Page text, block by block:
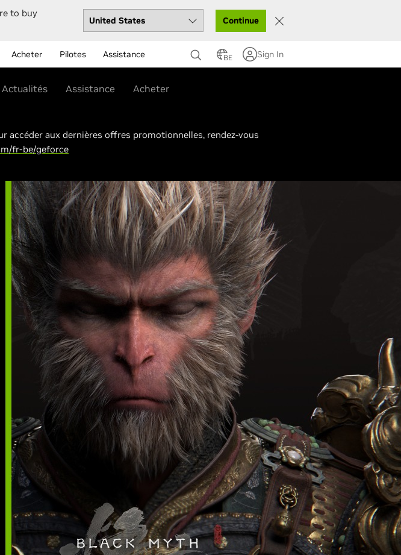
to buy
Continue
Acheter Pilotes Assistance BE Sign In
Actualités Assistance Acheter
accéder aux dernières offres promotionnelles, rendez-vous
fr-be/geforce